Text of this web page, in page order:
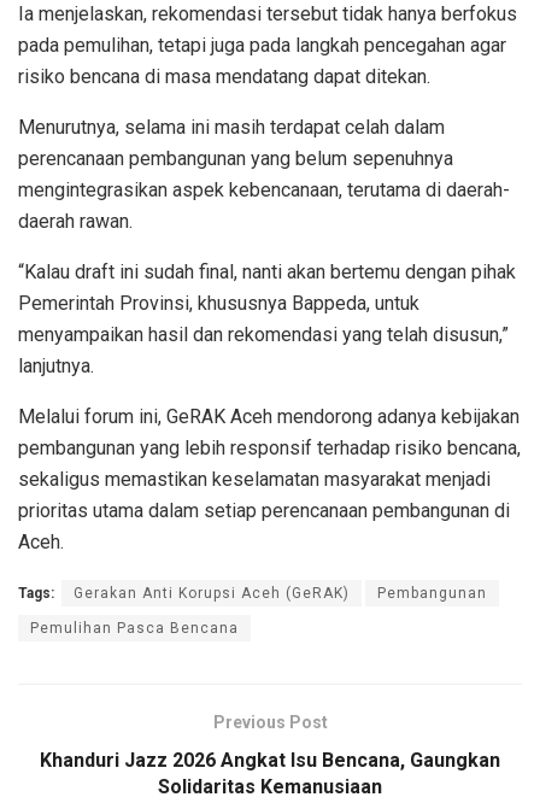
Ia menjelaskan, rekomendasi tersebut tidak hanya berfokus
pada pemulihan, tetapi juga pada langkah pencegahan agar
risiko bencana di masa mendatang dapat ditekan.
Menurutnya, selama ini masih terdapat celah dalam
perencanaan pembangunan yang belum sepenuhnya
mengintegrasikan aspek kebencanaan, terutama di daerah-
daerah rawan.
“Kalau draft ini sudah final, nanti akan bertemu dengan pihak
Pemerintah Provinsi, khususnya Bappeda, untuk
menyampaikan hasil dan rekomendasi yang telah disusun,”
lanjutnya.
Melalui forum ini, GeRAK Aceh mendorong adanya kebijakan
pembangunan yang lebih responsif terhadap risiko bencana,
sekaligus memastikan keselamatan masyarakat menjadi
prioritas utama dalam setiap perencanaan pembangunan di
Aceh.
Tags: Gerakan Anti Korupsi Aceh (GeRAK) Pembangunan
Pemulihan Pasca Bencana
Previous Post
Khanduri Jazz 2026 Angkat Isu Bencana, Gaungkan
Solidaritas Kemanusiaan